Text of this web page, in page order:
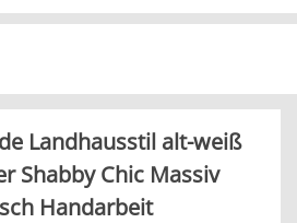
Landhausstil alt-weiß
Shabby Chic Massiv
Handarbeit